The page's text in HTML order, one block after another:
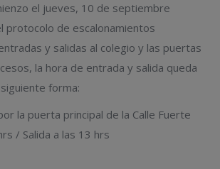
el jueves, 10 de septiembre
protocolo de escalonamientos
y salidas al colegio y las puertas
la hora de entrada y salida queda
forma:
la puerta principal de la Calle Fuerte
/ Salida a las 13 hrs